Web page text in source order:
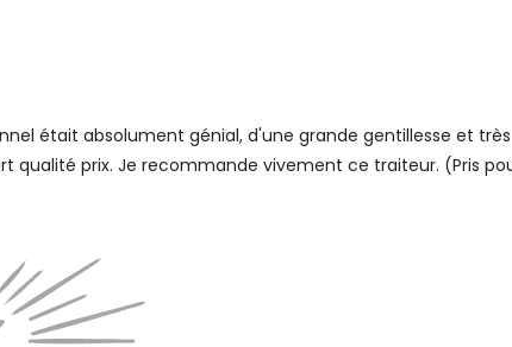
était absolument génial, d'une grande gentillesse et très
prix. Je recommande vivement ce traiteur. (Pris